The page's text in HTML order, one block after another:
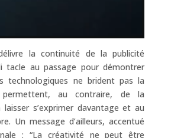
la continuité de la publicité
tacle au passage pour démontrer
technologiques ne brident pas la
au contraire, de la
s’exprimer davantage et au
Un message d’ailleurs, accentué
: “La créativité ne peut être